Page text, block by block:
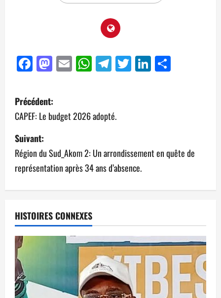
Facebook
Mastodon
EmailWhatsApp
Telegram
TwitterLinkedIn
Précédent:
CAPEF: Le budget 2026 adopté.
Suivant:
Région du Sud_Akom 2: Un arrondissement en quête de
représentation après 34 ans d’absence.
HISTOIRES CONNEXES